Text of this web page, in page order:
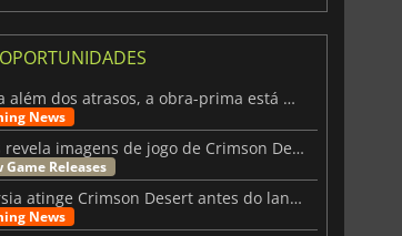
GTA VI: Para além dos atrasos, a obra-prima está quase a chegar
News
Pearl Abyss revela imagens de jogo de Crimson Desert para a PS5
Game Releases
A controvérsia atinge Crimson Desert antes do lançamento
News